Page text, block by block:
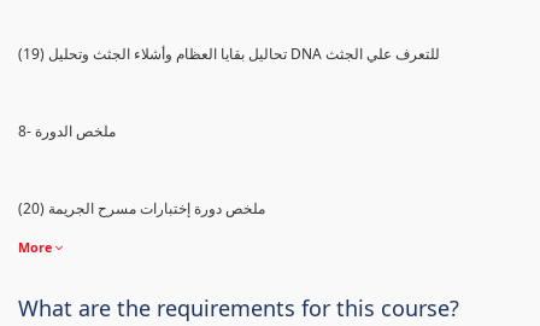
(19) تحاليل بقايا العظام وأشلاء الجثث وتحليل DNA للتعرف علي الجثث
8- ملخص الدورة
(20) ملخص دورة إختبارات مسرح الجريمة
More
What are the requirements for this course?